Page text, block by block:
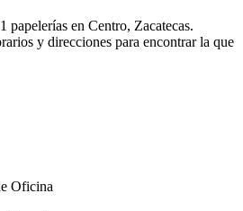
papelerías en Centro, Zacatecas.
y direcciones para encontrar la que
Oficina